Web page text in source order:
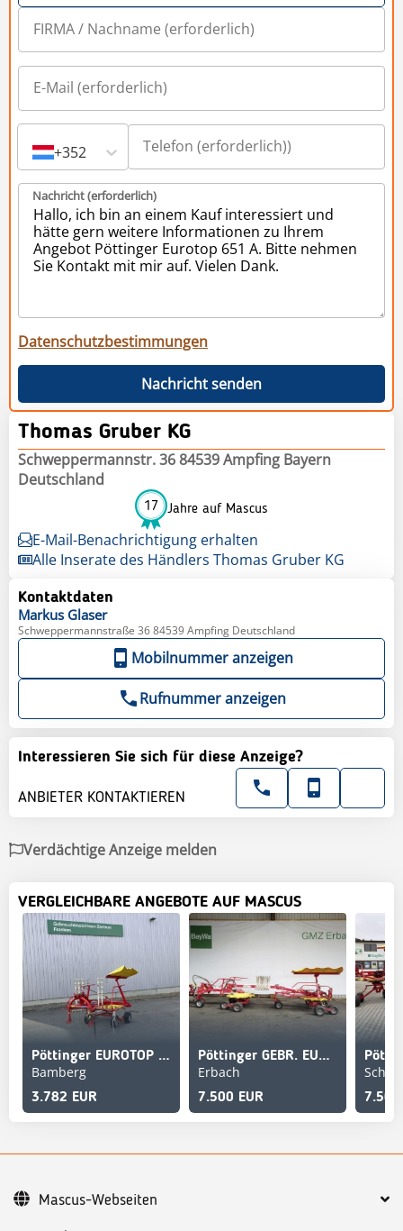
+352
Nachricht (erforderlich)
Datenschutzbestimmungen
Nachricht senden
Thomas Gruber KG
Schweppermannstr. 36 84539 Ampfing Bayern
Deutschland
17 Jahre auf Mascus
E-Mail-Benachrichtigung erhalten
Alle Inserate des Händlers Thomas Gruber KG
Kontaktdaten
Markus Glaser
Schweppermannstraße 36 84539 Ampfing Deutschland
Mobilnummer anzeigen
Rufnummer anzeigen
Interessieren Sie sich für diese Anzeige?
ANBIETER KONTAKTIEREN
Verdächtige Anzeige melden
VERGLEICHBARE ANGEBOTE AUF MASCUS
Pöttinger EUROTOP 380 N
Bamberg
3.782 EUR
Pöttinger GEBR. EUROTOP 611 A
Erbach
7.500 EUR 7.500
Mascus-Webseiten